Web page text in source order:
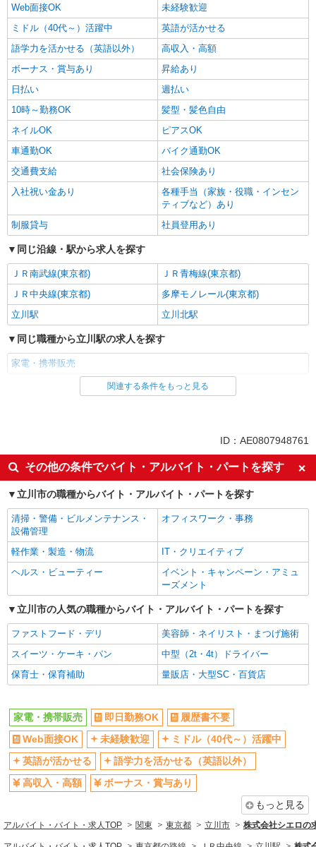
Web面接OK
未経験歓迎
ミドル（40代～）活躍中
英語が活かせる
語学力を活かせる（英語以外）
高収入・高額
ボーナス・賞与あり
昇給あり
日払い
週払い
10時～勤務OK
髪型・髪色自由
ネイルOK
ピアスOK
車通勤OK
バイク通勤OK
交通費支給
社会保険あり
入社祝い金あり
各種手当（家族・役職・インセン
ティブなど）あり
制服貸与
社員登用あり
同じ沿線・駅から求人を探す
ＪＲ南武線(東京都)
ＪＲ青梅線(東京都)
ＪＲ中央線(東京都)
多摩モノレール(東京都)
立川駅
立川北駅
同じ職種から立川駅の求人を探す
家電・携帯販売
同じ雇用形態から立川駅の求人を探す
即日勤務OK
履歴書不要
Web面接OK
未経験歓迎
ミドル（40代～）活躍中
英語が活かせる
語学力を活かせる（英語以外）
高収入・高額
ボーナス・賞与あり
昇給あり
日払い
週払い
髪型・髪色自由
ネイルOK
ピアスOK
車通勤OK
バイク通勤OK
交通費支給
社会保険あり
入社祝い金あり
各種手当（家族・役職・インセン
ティブなど）あり
同じ職種から求人を探す
販売・接客サービス
家電・携帯販売
同じ特徴から求人を探す
ミドル（40代～）活躍中
関連する条件をもっと見る
ID：AE0807948761
その他の条件でバイト・アルバイト・パートを探す
立川市の職種からバイト・アルバイト・パートを探す
清掃・警備・ビルメンテナンス・
設備管理
オフィスワーク・事務
軽作業・製造・物流
IT・クリエイティブ
ヘルス・ビューティー
イベント・キャンペーン・アミュ
ーズメント
立川市の人気の職種からバイト・アルバイト・パートを探す
ファストフード・デリ
美容師・ネイリスト・まつげ施術
スイーツ・ケーキ・パン
中型（2t・4t）ドライバー
保育士・保育補助
量販店・大型SC・百貨店
家電・携帯販売 即日勤務OK
履歴書不要
Web面接OK
未経験歓迎
ミドル（40代～）活躍中
英語が活かせる
語学力を活かせる（英語以外）
高収入・高額
ボーナス・賞与あり
もっと見る
アルバイト・バイト・求人TOP 関東 東京都 立川市 株式会社シエロの